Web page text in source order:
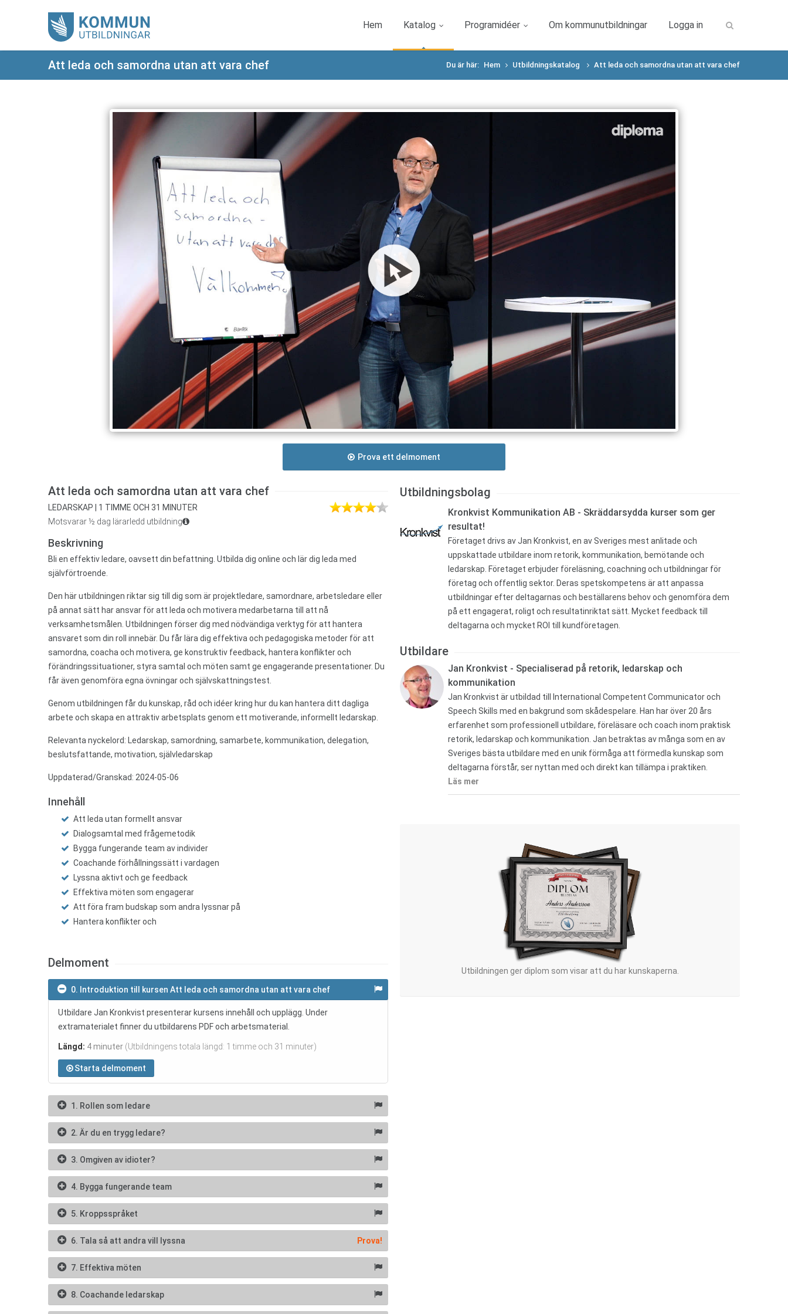
Hem Katalog Programidéer Om kommunutbildningar Logga in
Att leda och samordna utan att vara chef Du är här: Hem Utbildningskatalog Att leda och samordna utan att vara chef
Prova ett delmoment
Att leda och samordna utan att vara chef
LEDARSKAP | 1 TIMME OCH 31 MINUTER
Motsvarar ½ dag lärarledd utbildning
Beskrivning
Bli en effektiv ledare, oavsett din befattning. Utbilda dig online och lär dig leda med
självförtroende.
Den här utbildningen riktar sig till dig som är projektledare, samordnare, arbetsledare eller
på annat sätt har ansvar för att leda och motivera medarbetarna till att nå
verksamhetsmålen. Utbildningen förser dig med nödvändiga verktyg för att hantera
ansvaret som din roll innebär. Du får lära dig effektiva och pedagogiska metoder för att
samordna, coacha och motivera, ge konstruktiv feedback, hantera konflikter och
förändringssituationer, styra samtal och möten samt ge engagerande presentationer. Du
får även genomföra egna övningar och självskattningstest.
Genom utbildningen får du kunskap, råd och idéer kring hur du kan hantera ditt dagliga
arbete och skapa en attraktiv arbetsplats genom ett motiverande, informellt ledarskap.
Relevanta nyckelord: Ledarskap, samordning, samarbete, kommunikation, delegation,
beslutsfattande, motivation, självledarskap
Uppdaterad/Granskad: 2024-05-06
Innehåll
Att leda utan formellt ansvar
Dialogsamtal med frågemetodik
Bygga fungerande team av individer
Coachande förhållningssätt i vardagen
Lyssna aktivt och ge feedback
Effektiva möten som engagerar
Att föra fram budskap som andra lyssnar på
Hantera konflikter och
Delmoment
0. Introduktion till kursen Att leda och samordna utan att vara chef
Utbildare Jan Kronkvist presenterar kursens innehåll och upplägg. Under
extramaterialet finner du utbildarens PDF och arbetsmaterial.
Längd: 4 minuter (Utbildningens totala längd: 1 timme och 31 minuter)
Starta delmoment
1. Rollen som ledare
2. Är du en trygg ledare?
3. Omgiven av idioter?
4. Bygga fungerande team
5. Kroppsspråket
6. Tala så att andra vill lyssna Prova!
7. Effektiva möten
8. Coachande ledarskap
Utbildningsbolag
Kronkvist Kommunikation AB - Skräddarsydda kurser som ger
resultat!
Företaget drivs av Jan Kronkvist, en av Sveriges mest anlitade och
uppskattade utbildare inom retorik, kommunikation, bemötande och
ledarskap. Företaget erbjuder föreläsning, coachning och utbildningar för
företag och offentlig sektor. Deras spetskompetens är att anpassa
utbildningar efter deltagarnas och beställarens behov och genomföra dem
på ett engagerat, roligt och resultatinriktat sätt. Mycket feedback till
deltagarna och mycket ROI till kundföretagen.
Utbildare
Jan Kronkvist - Specialiserad på retorik, ledarskap och
kommunikation
Jan Kronkvist är utbildad till International Competent Communicator och
Speech Skills med en bakgrund som skådespelare. Han har över 20 års
erfarenhet som professionell utbildare, föreläsare och coach inom praktisk
retorik, ledarskap och kommunikation. Jan betraktas av många som en av
Sveriges bästa utbildare med en unik förmåga att förmedla kunskap som
deltagarna förstår, ser nyttan med och direkt kan tillämpa i praktiken.
Läs mer
Utbildningen ger diplom som visar att du har kunskaperna.